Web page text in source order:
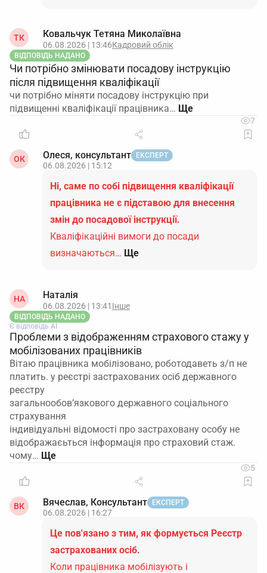
ТК Ковальчук Тетяна Миколаївна
06.08.2026 | 13:46Кадровий облік
ВІДПОВІДЬ НАДАНО
Чи потрібно змінювати посадову інструкцію
після підвищення кваліфікації
чи потрібно міняти посадову інструкцію при
підвищенні кваліфікації працівника…
7
ОК Олеся, консультант ЕКСПЕРТ
06.08.2026 | 15:12
Ні, саме по собі підвищення кваліфікації
працівника не є підставою для внесення
змін до посадової інструкції.
Кваліфікаційні вимоги до посади
визначаються… Ще
НА Наталія
06.08.2026 | 13:41 Інше
ВІДПОВІДЬ НАДАНО
Є відповідь АІ
Проблеми з відображенням страхового стажу у
мобілізованих працівників
Вітаю працівника мобілізовано, роботодаветь з/п не
платить. у реєстрі застрахованих осіб державного
реєстру
загальнообов’язкового державного соціального
страхування
індивідуальні відомості про застраховану особу не
відображаєьться інформація про страховий стаж.
чому…
5
ВК Вячеслав, Консультант ЕКСПЕРТ
06.08.2026 | 16:27
Це пов'язано з тим, як формується Реєстр
застрахованих осіб.
Коли працівника мобілізують і